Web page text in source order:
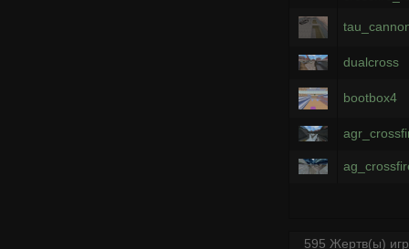
dualcross
bootbox4
595 Жертв(ы)